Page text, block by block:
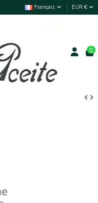
Français EUR €
0